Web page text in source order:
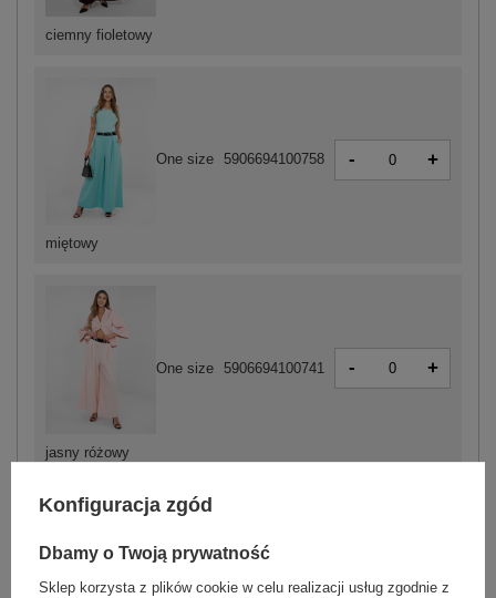
miętowy
One size 5906694100758 - +
jasny różowy
One size 5906694100741 - +
+
ciemny fioletowy
Konfiguracja zgód
Dbamy o Twoją prywatność
Sklep korzysta z plików cookie w celu realizacji usług zgodnie z